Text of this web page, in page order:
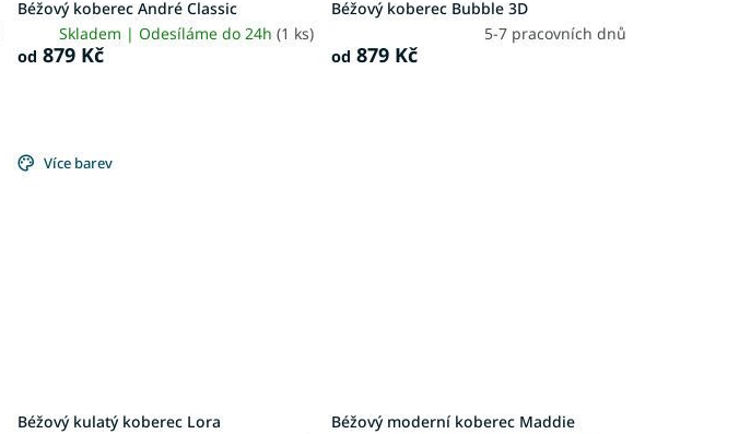
Béžový koberec André Classic
Skladem | Odesíláme do 24h (1 ks)
od 879 Kč
Béžový koberec Bubble 3D
5-7 pracovních dnů
od 879 Kč
Více barev
Béžový kulatý koberec Lora
Béžový moderní koberec Maddie